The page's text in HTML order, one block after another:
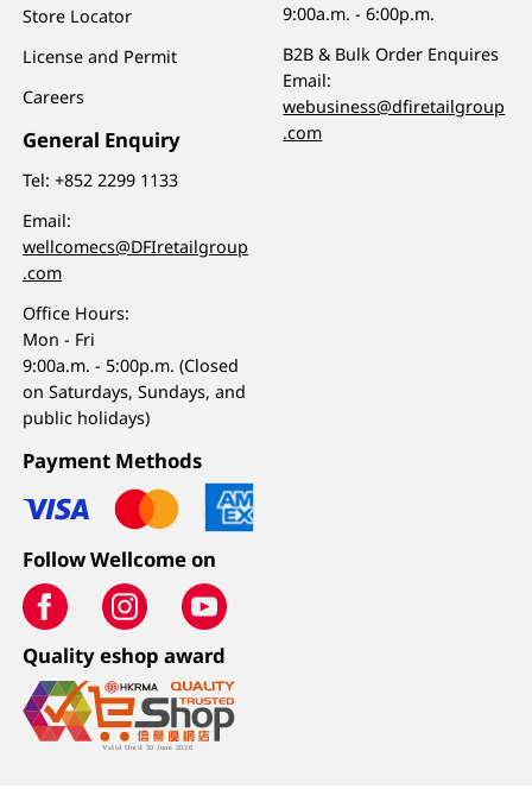
Store Locator
License and Permit
Careers
General Enquiry
Tel:+852 2299 1133
Email:
wellcomecs@DFIretailgroup
.com
Office Hours:
Mon - Fri
9:00a.m. - 5:00p.m. (Closed
on Saturdays, Sundays, and
public holidays)
9:00a.m. - 6:00p.m.
B2B & Bulk Order Enquires
Email:
webusiness@dfiretailgroup
.com
Payment Methods
Follow Wellcome on
Quality eshop award